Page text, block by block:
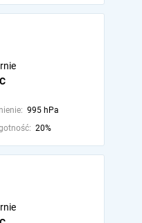
995 hPa
20%